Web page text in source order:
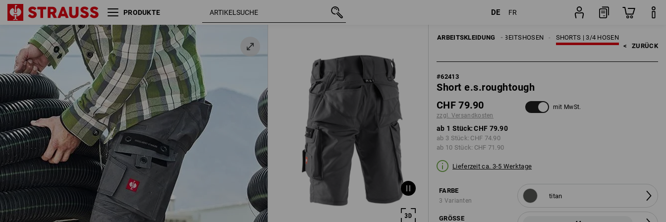
PRODUKTE DE FR
ARBEITSKLEIDUNG SHORTS | 3/4 HOSEN
ARBEITSHOSEN
HERREN
< ZURÜCK
#62413
Short e.s.roughtough
CHF 79.90
zzgl. Versandkosten
mit MwSt.
ab 1 Stück: CHF 79.90
ab 3 Stück: CHF 74.90
ab 10 Stück: CHF 71.90
Lieferzeit ca. 3-5 Werktage
FARBE
3 Varianten
titan
GRÖSSE
Short e.s.roughtough titan 44 CHF 79.90